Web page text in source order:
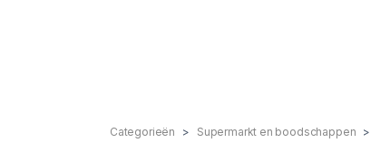
Categorieën Supermarkt en boodschappen